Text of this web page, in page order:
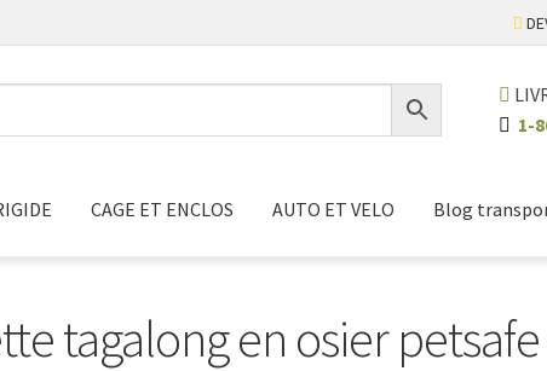
1-
CAGE ET ENCLOS AUTO ET VELO Blog
tagalong en osier petsafe